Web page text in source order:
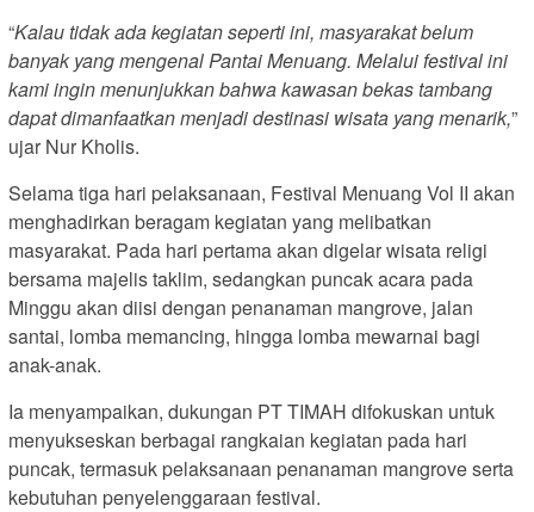
“Kalau tidak ada kegiatan seperti ini, masyarakat belum
banyak yang mengenal Pantai Menuang. Melalui festival ini
kami ingin menunjukkan bahwa kawasan bekas tambang
dapat dimanfaatkan menjadi destinasi wisata yang menarik,”
ujar Nur Kholis.
Selama tiga hari pelaksanaan, Festival Menuang Vol II akan
menghadirkan beragam kegiatan yang melibatkan
masyarakat. Pada hari pertama akan digelar wisata religi
bersama majelis taklim, sedangkan puncak acara pada
Minggu akan diisi dengan penanaman mangrove, jalan
santai, lomba memancing, hingga lomba mewarnai bagi
anak-anak.
Ia menyampaikan, dukungan PT TIMAH difokuskan untuk
menyukseskan berbagai rangkaian kegiatan pada hari
puncak, termasuk pelaksanaan penanaman mangrove serta
kebutuhan penyelenggaraan festival.